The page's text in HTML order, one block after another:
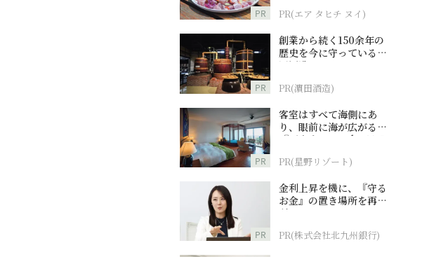
PR PR(エア タヒチ ヌイ)
PR
創業から続く150余年の
歴史を今に守っている濵
田酒造
PR(濵田酒造)
PR
客室はすべて海側にあ
り、眼前に海が広がる
『西表島ホテル by 星野
PR(星野リゾート)
PR
金利上昇を機に、『守る
お金』の置き場所を再検
討
PR(株式会社北九州銀行)